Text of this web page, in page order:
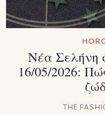
Νέα Σελήνη
16/05/2026:
THE